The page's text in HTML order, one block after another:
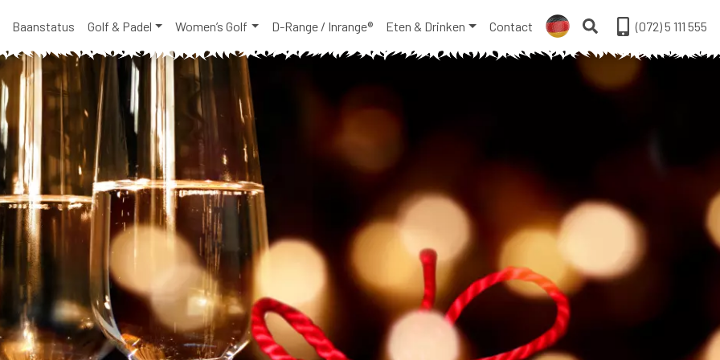
Baanstatus Golf & Padel Women’s Golf D-Range / Inrange® Eten & Drinken Contact (072) 5 111 555